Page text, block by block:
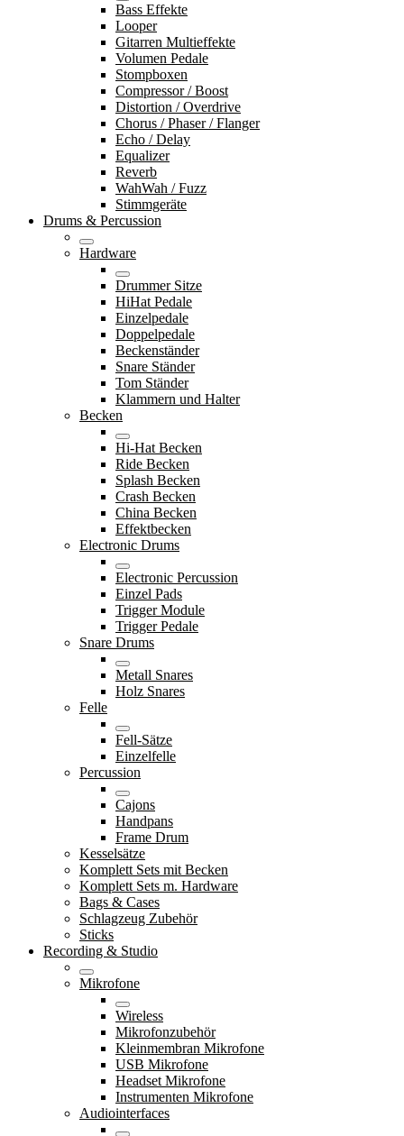
Bass Effekte
Looper
Gitarren Multieffekte
Volumen Pedale
Stompboxen
Compressor / Boost
Distortion / Overdrive
Chorus / Phaser / Flanger
Echo / Delay
Equalizer
Reverb
WahWah / Fuzz
Stimmgeräte
Drums & Percussion
Hardware
Drummer Sitze
HiHat Pedale
Einzelpedale
Doppelpedale
Beckenständer
Snare Ständer
Tom Ständer
Klammern und Halter
Becken
Hi-Hat Becken
Ride Becken
Splash Becken
Crash Becken
China Becken
Effektbecken
Electronic Drums
Electronic Percussion
Einzel Pads
Trigger Module
Trigger Pedale
Snare Drums
Metall Snares
Holz Snares
Felle
Fell-Sätze
Einzelfelle
Percussion
Cajons
Handpans
Frame Drum
Kesselsätze
Komplett Sets mit Becken
Komplett Sets m. Hardware
Bags & Cases
Schlagzeug Zubehör
Sticks
Recording & Studio
Mikrofone
Wireless
Mikrofonzubehör
Kleinmembran Mikrofone
USB Mikrofone
Headset Mikrofone
Instrumenten Mikrofone
Audiointerfaces